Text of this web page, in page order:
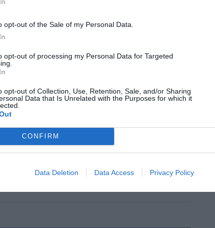
opt-out of the Sale of my Personal Data.
opt-out of processing my Personal Data for Targeted
opt-out of Collection, Use, Retention, Sale, and/or Sharing
Data that Is Unrelated with the Purposes for which it
CONFIRM
Data Deletion Data Access Privacy Policy
en la red de centros del NHS
», «alimentación pectoral» y «maternal y
podías elegir si decir «leche materna»
o «leche del progenitor lactante».
y la Igualdad, ha respaldado una
normativa sobre la
en el NHS.
declara la sanidad inglesa.
de portada.
sexual nos contemplan
— Contra El Borrado de las